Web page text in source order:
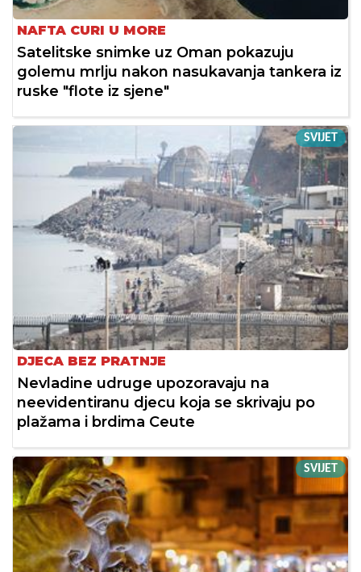
NAFTA CURI U MORE
Satelitske snimke uz Oman pokazuju
golemu mrlju nakon nasukavanja tankera iz
ruske "flote iz sjene"
SVIJET
DJECA BEZ PRATNJE
Nevladine udruge upozoravaju na
neevidentiranu djecu koja se skrivaju po
plažama i brdima Ceute
SVIJET